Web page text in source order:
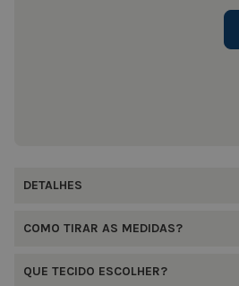
DETALHES
COMO TIRAR AS MEDIDAS?
QUE TECIDO ESCOLHER?